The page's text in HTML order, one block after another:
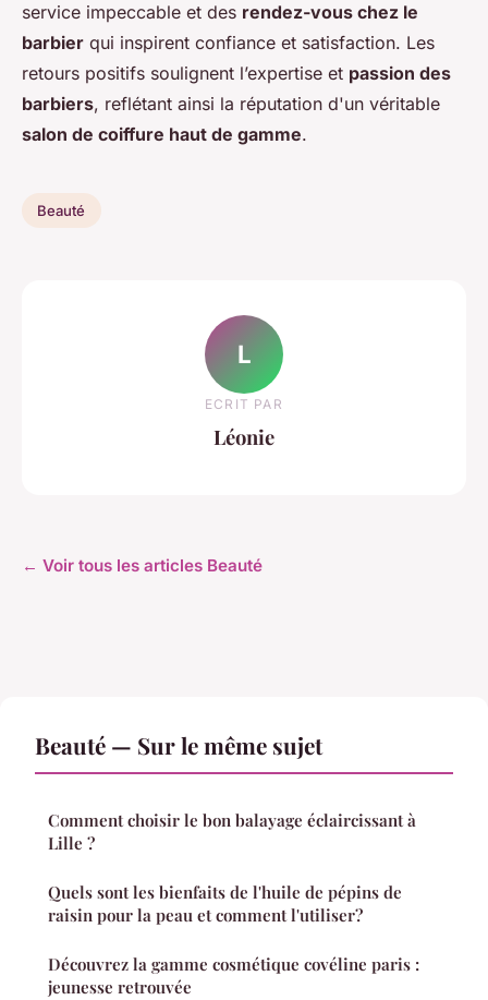
service impeccable et des rendez-vous chez le
barbier qui inspirent confiance et satisfaction. Les
retours positifs soulignent l’expertise et passion des
barbiers, reflétant ainsi la réputation d'un véritable
salon de coiffure haut de gamme.
Beauté
L
ECRIT PAR
Léonie
← Voir tous les articles Beauté
Beauté — Sur le même sujet
Comment choisir le bon balayage éclaircissant à
Lille ?
Quels sont les bienfaits de l'huile de pépins de
raisin pour la peau et comment l'utiliser?
Découvrez la gamme cosmétique covéline paris :
jeunesse retrouvée